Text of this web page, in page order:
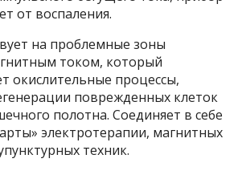
от воспаления.
на проблемные зоны
током, который
окислительные процессы,
поврежденных клеток
полотна. Соединяет в себе
электротерапии, магнитных
техник.